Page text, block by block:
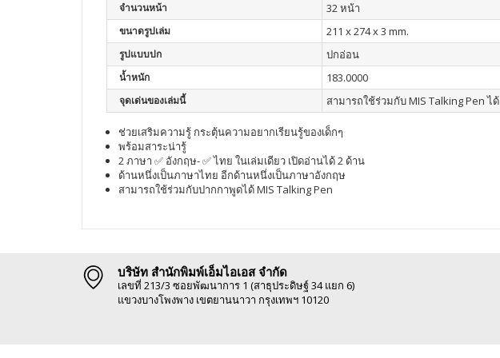
จำนวนหน้า 32 หน้า
ขนาดรูปเล่ม 211 x 274 x 3 mm.
รูปแบบปก ปกอ่อน
น้ำหนัก 183.0000
จุดเด่นของเล่มนี้ สามารถใช้ร่วมกับ MIS Talking Pen ได้
ช่วยเสริมความรู้ กระตุ้นความอยากเรียนรู้ของเด็กๆ
พร้อมสาระน่ารู้
2 ภาษา ✅ อังกฤษ- ✅ ไทย ในเล่มเดียว เปิดอ่านได้ 2 ด้าน
ด้านหนึ่งเป็นภาษาไทย อีกด้านหนึ่งเป็นภาษาอังกฤษ
สามารถใช้ร่วมกับปากกาพูดได้ MIS Talking Pen
บริษัท สำนักพิมพ์เอ็มไอเอส จำกัด
เลขที่ 213/3 ซอยพัฒนาการ 1 (สาธุประดิษฐ์ 34 แยก 6)
แขวงบางโพงพาง เขตยานนาวา กรุงเทพฯ 10120